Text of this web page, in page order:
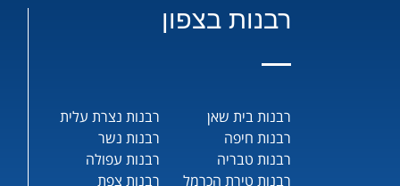
רבנות בצפון
רבנות בית שאן
רבנות חיפה
רבנות טבריה
רבנות טירת הכרמל
רבנות נצרת עלית
רבנות נשר
רבנות עפולה
רבנות צפת